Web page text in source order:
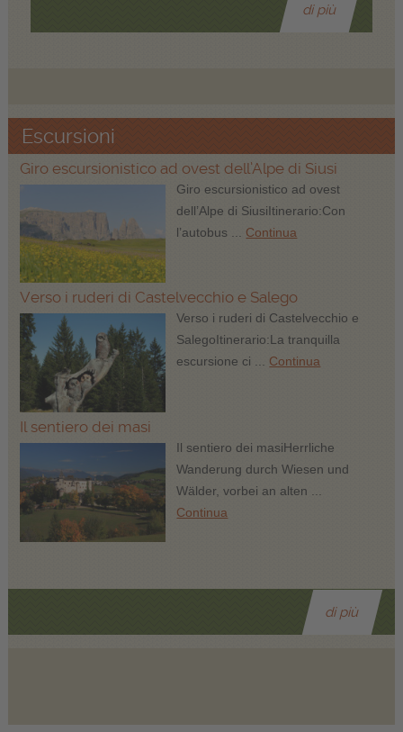
di più
Escursioni
Giro escursionistico ad ovest dell’Alpe di Siusi
Giro escursionistico ad ovest
dell’Alpe di SiusiItinerario:Con
l’autobus ... Continua
Verso i ruderi di Castelvecchio e Salego
Verso i ruderi di Castelvecchio e
SalegoItinerario:La tranquilla
escursione ci ... Continua
Il sentiero dei masi
Il sentiero dei masiHerrliche
Wanderung durch Wiesen und
Wälder, vorbei an alten ...
Continua
di più